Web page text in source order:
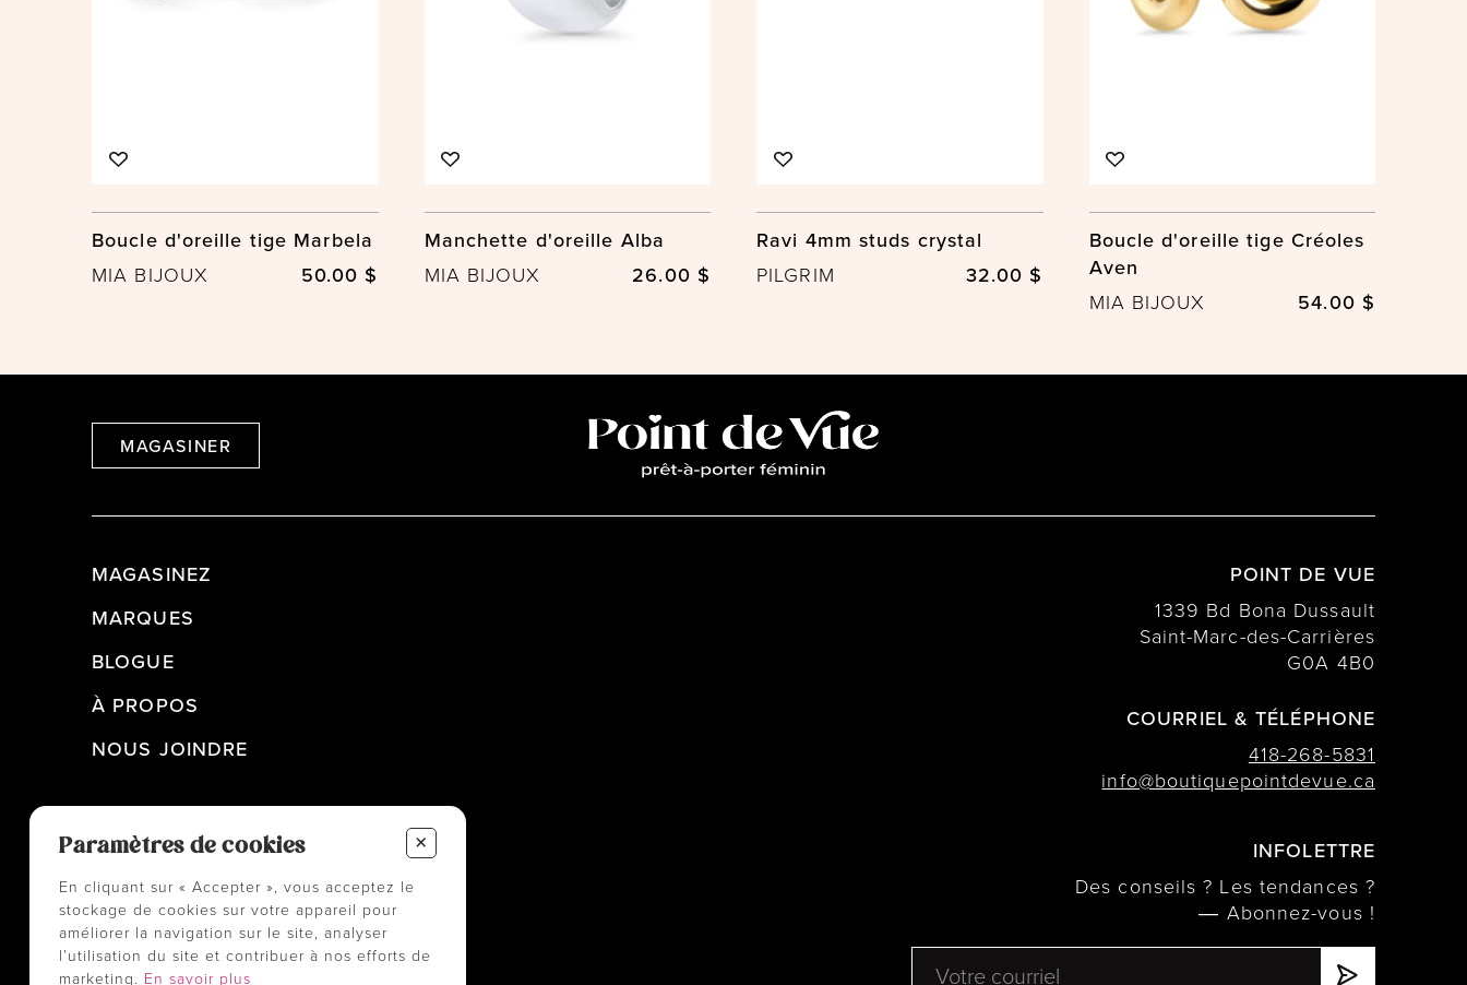
Boucle d'oreille tige Marbela
MIA BIJOUX 50.00 $
Manchette d'oreille Alba
MIA BIJOUX 26.00 $
Ravi 4mm studs crystal
PILGRIM 32.00 $
Boucle d'oreille tige Créoles
Aven
MIA BIJOUX 54.00 $
MAGASINER
MAGASINEZ
MARQUES
BLOGUE
À PROPOS
NOUS JOINDRE
POINT DE VUE
1339 Bd Bona Dussault
Saint-Marc-des-Carrières
G0A 4B0
COURRIEL & TÉLÉPHONE
418-268-5831
info@boutiquepointdevue.ca
INFOLETTRE
Des conseils ? Les tendances ?
― Abonnez-vous !
Paramètres de cookies +
En cliquant sur « Accepter », vous acceptez le
stockage de cookies sur votre appareil pour
améliorer la navigation sur le site, analyser
l’utilisation du site et contribuer à nos efforts de
marketing. En savoir plus